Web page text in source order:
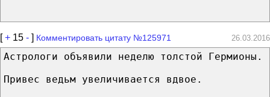
[+ 15 - ] Комментировать цитату №125971 26.03.2016
Астрологи объявили неделю толстой Гермионы.
Привес ведьм увеличивается вдвое.